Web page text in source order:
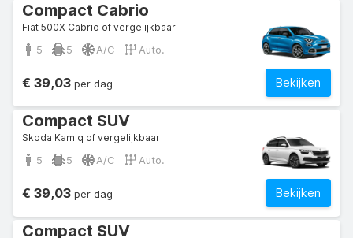
Compact Cabrio
Fiat 500X Cabrio of vergelijkbaar
5 5 A/C Auto.
Bekijken
€ 39,03 per dag
Compact SUV
Skoda Kamiq of vergelijkbaar
5 5 A/C Auto.
Bekijken
€ 39,03 per dag
Compact SUV